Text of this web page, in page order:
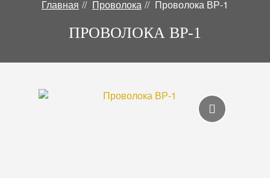
Главная Проволока Проволока ВР-1
ПРОВОЛОКА ВР-1
Галерея